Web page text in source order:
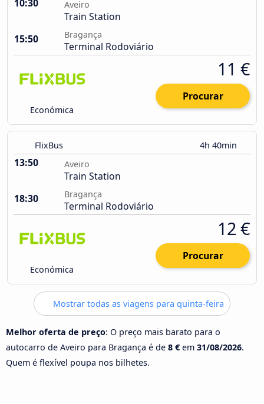
10:30 Aveiro
Train Station
15:50
Bragança
Terminal Rodoviário
Económica
11 €
Procurar
FlixBus 4h 40min
13:50 Aveiro
Train Station
18:30
Bragança
Terminal Rodoviário
Económica
12 €
Procurar
Mostrar todas as viagens para quinta-feira
Melhor oferta de preço: O preço mais barato para o
autocarro de Aveiro para Bragança é de 8 € em 31/08/2026.
Quem é flexível poupa nos bilhetes.